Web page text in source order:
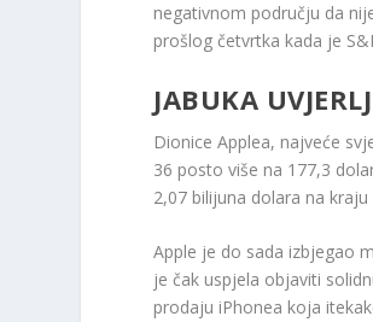
negativnom području da
prošlog četvrtka kada je
JABUKA
Dionice Applea, najveće
36 posto više na 177,3
2,07 bilijuna dolara na kraju
Apple je do sada izbjegao
je čak uspjela objaviti
prodaju iPhonea koja